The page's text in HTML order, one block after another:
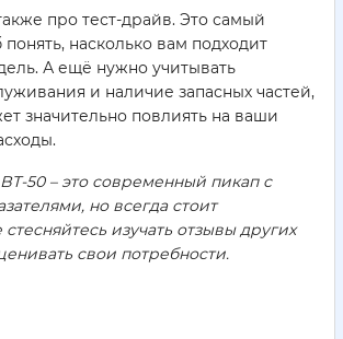
про тест-драйв. Это самый
насколько вам подходит
А ещё нужно учитывать
и наличие запасных частей,
значительно повлиять на ваши
50 – это современный пикап с
но всегда стоит
изучать отзывы других
свои потребности.